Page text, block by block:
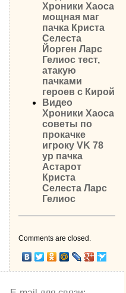
Хроники Хаоса
мощная маг
пачка Криста
Селеста
Йорген Ларс
Гелиос тест,
атакую
пачками
героев с Кирой
Видео
Хроники Хаоса
советы по
прокачке
игроку VK 78
ур пачка
Астарот
Криста
Селеста Ларс
Гелиос
Comments are closed.